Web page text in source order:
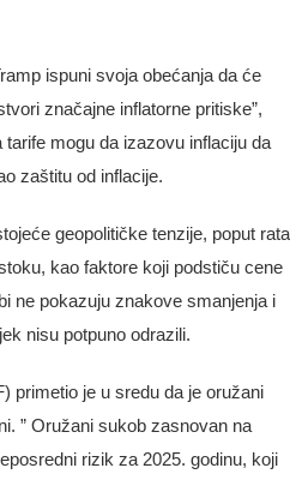
ispuni svoja obećanja da će
značajne inflatorne pritiske”,
tarife mogu da izazovu inflaciju da
zaštitu od inflacije.
geopolitičke tenzije, poput rata
kao faktore koji podstiču cene
ne pokazuju znakove smanjenja i
nisu potpuno odrazili.
primetio je u sredu da je oružani
” Oružani sukob zasnovan na
rizik za 2025. godinu, koji